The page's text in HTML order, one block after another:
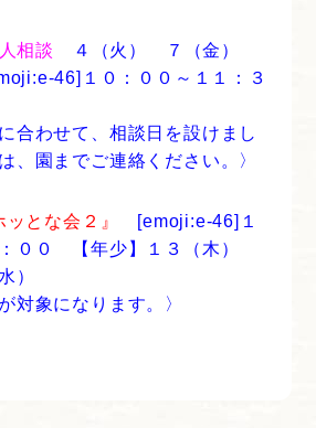
相談
４（火） ７（金）
46]１０：００～１１：３
合わせて、相談日を設けまし
、園までご連絡ください。〉
ッとな会２』
[emoji:e-46]１
：００ 【年少】１３（木）
）
対象になります。〉